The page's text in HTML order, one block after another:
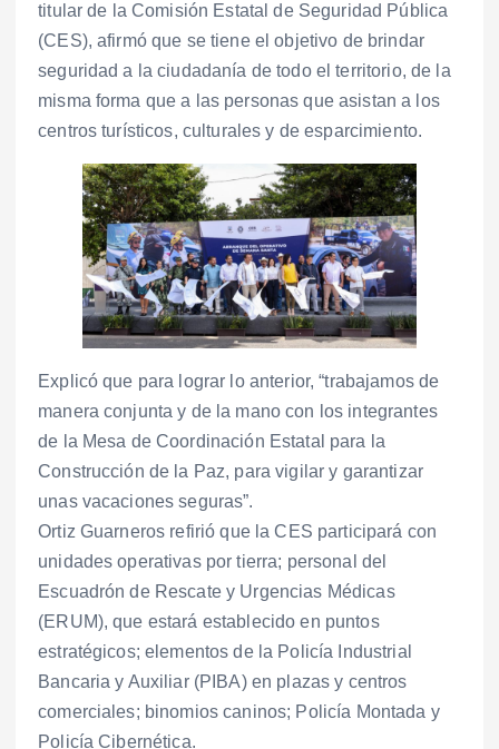
titular de la Comisión Estatal de Seguridad Pública
(CES), afirmó que se tiene el objetivo de brindar
seguridad a la ciudadanía de todo el territorio, de la
misma forma que a las personas que asistan a los
centros turísticos, culturales y de esparcimiento.
Explicó que para lograr lo anterior, “trabajamos de
manera conjunta y de la mano con los integrantes
de la Mesa de Coordinación Estatal para la
Construcción de la Paz, para vigilar y garantizar
unas vacaciones seguras”.
Ortiz Guarneros refirió que la CES participará con
unidades operativas por tierra; personal del
Escuadrón de Rescate y Urgencias Médicas
(ERUM), que estará establecido en puntos
estratégicos; elementos de la Policía Industrial
Bancaria y Auxiliar (PIBA) en plazas y centros
comerciales; binomios caninos; Policía Montada y
Policía Cibernética.